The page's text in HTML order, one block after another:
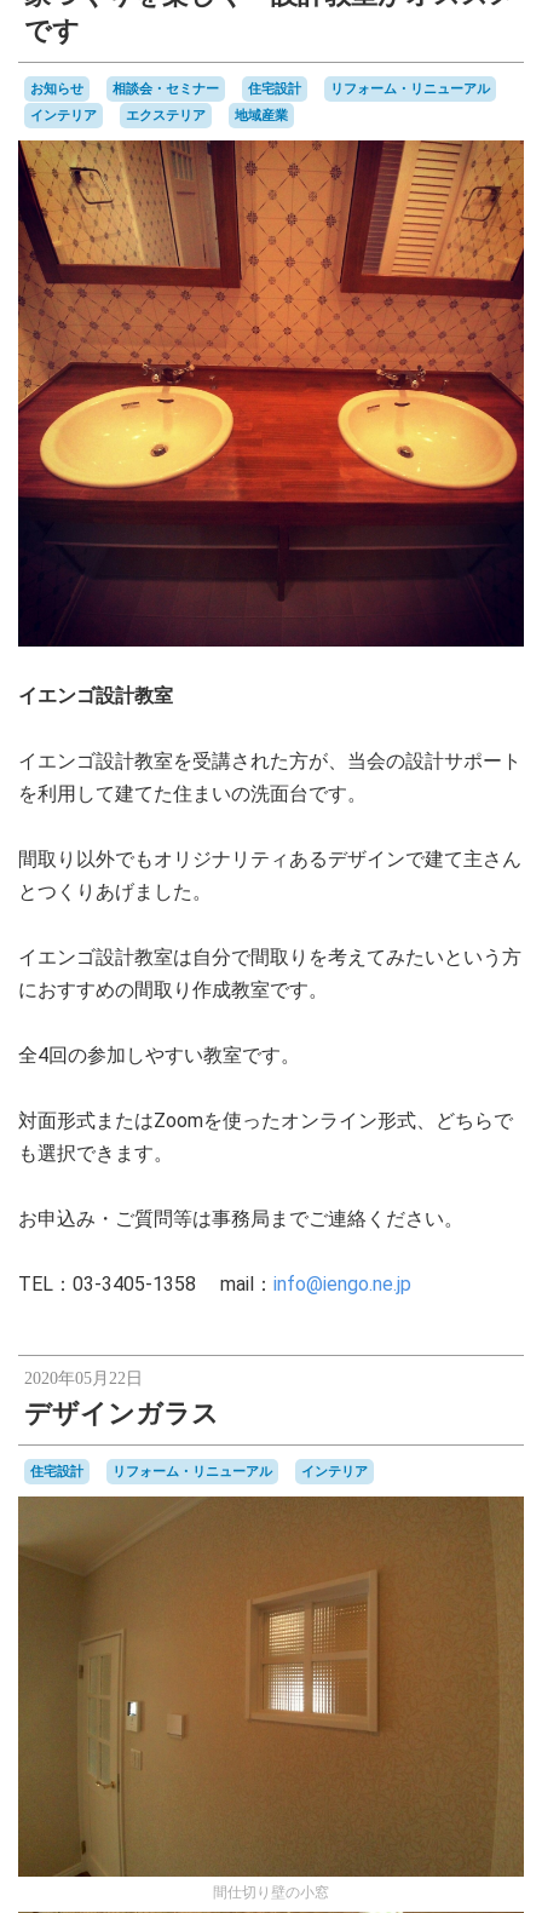
です
お知らせ 相談会・セミナー 住宅設計
リフォーム・リニューアル
インテリア
エクステリア 地域産業
イエンゴ設計教室
イエンゴ設計教室を受講された方が、当会の設計サポート
を利用して建てた住まいの洗面台です。
間取り以外でもオリジナリティあるデザインで建て主さん
とつくりあげました。
イエンゴ設計教室は自分で間取りを考えてみたいという方
におすすめの間取り作成教室です。
全4回の参加しやすい教室です。
対面形式またはZoomを使ったオンライン形式、どちらで
も選択できます。
お申込み・ご質問等は事務局までご連絡ください。
TEL：03-3405-1358 mail： info@iengo.ne.jp
2020年05月22日
デザインガラス
住宅設計 リフォーム・リニューアル インテリア
間仕切り壁の小窓